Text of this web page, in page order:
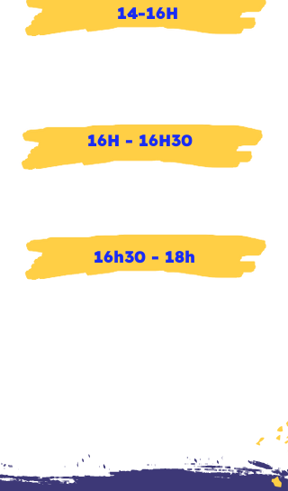
16H - 16H30
14-16H
16h30 - 18h